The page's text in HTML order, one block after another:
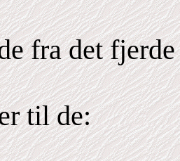
fra det fjerde
til de: